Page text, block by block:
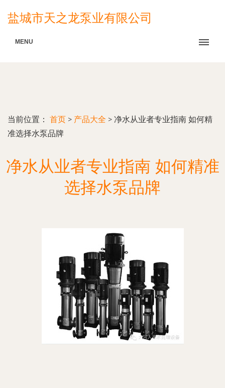
盐城市天之龙泵业有限公司
MENU
当前位置： 首页 > 产品大全 > 净水从业者专业指南 如何精
准选择水泵品牌
净水从业者专业指南 如何精准
选择水泵品牌